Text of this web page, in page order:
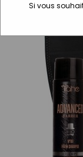
Si vous